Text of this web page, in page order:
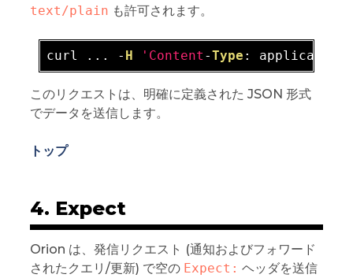
text/plain も許可されます。
curl ... - H 'Content -Type
このリクエストは、明確に定義された JSON 形式
でデータを送信します。
トップ
4. Expect
Orion は、発信リクエスト (通知およびフォワード
されたクエリ/更新) で空の Expect: ヘッダを送信